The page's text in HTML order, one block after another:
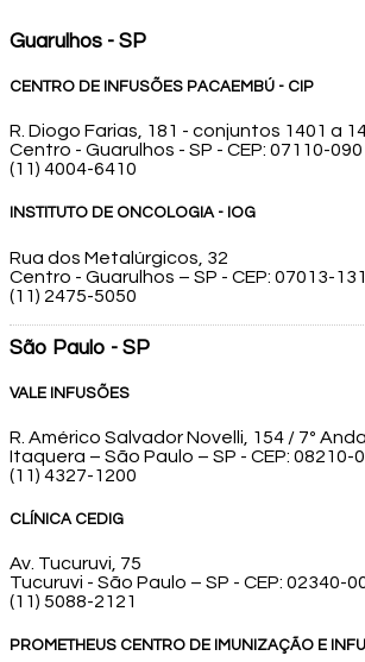
Guarulhos - SP
CENTRO DE INFUSÕES PACAEMBÚ - CIP
R. Diogo Farias, 181 - conjuntos 1401 a
Centro - Guarulhos - SP - CEP: 07110-090
(11) 4004-6410
INSTITUTO DE ONCOLOGIA - IOG
Rua dos Metalúrgicos, 32
Centro - Guarulhos – SP - CEP: 07013-131
(11) 2475-5050
São Paulo - SP
VALE INFUSÕES
R. Américo Salvador Novelli, 154 / 7º
Itaquera – São Paulo – SP - CEP: 08210-
(11) 4327-1200
CLÍNICA CEDIG
Av. Tucuruvi, 75
Tucuruvi - São Paulo – SP - CEP: 02340-
(11) 5088-2121
PROMETHEUS CENTRO DE IMUNIZAÇÃO E